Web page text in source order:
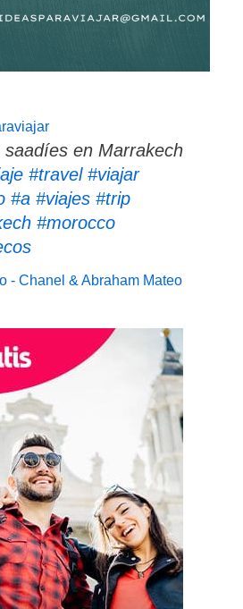
saadíes en Marrakech
#travel #viajar
#a #viajes #trip
#morocco
- Chanel & Abraham Mateo